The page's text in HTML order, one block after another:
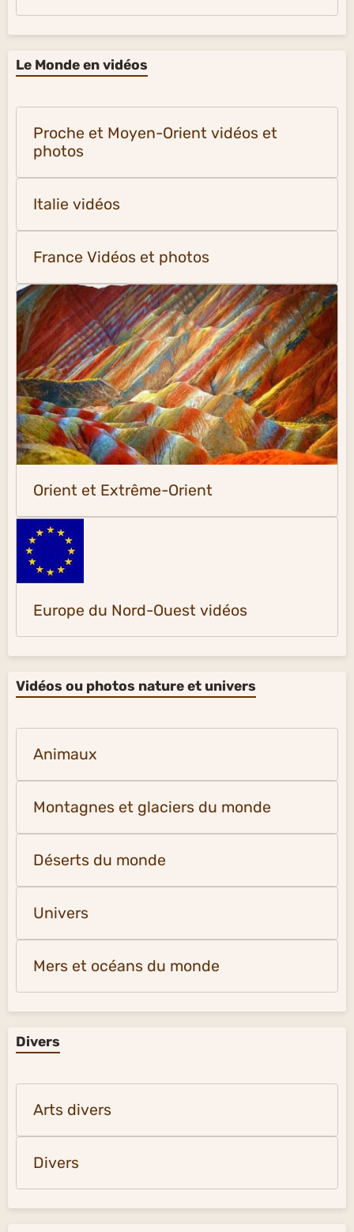
Le Monde en vidéos
Proche et Moyen-Orient vidéos et
photos
Italie vidéos
France Vidéos et photos
Orient et Extrême-Orient
Europe du Nord-Ouest vidéos
Vidéos ou photos nature et univers
Animaux
Montagnes et glaciers du monde
Déserts du monde
Univers
Mers et océans du monde
Divers
Arts divers
Divers